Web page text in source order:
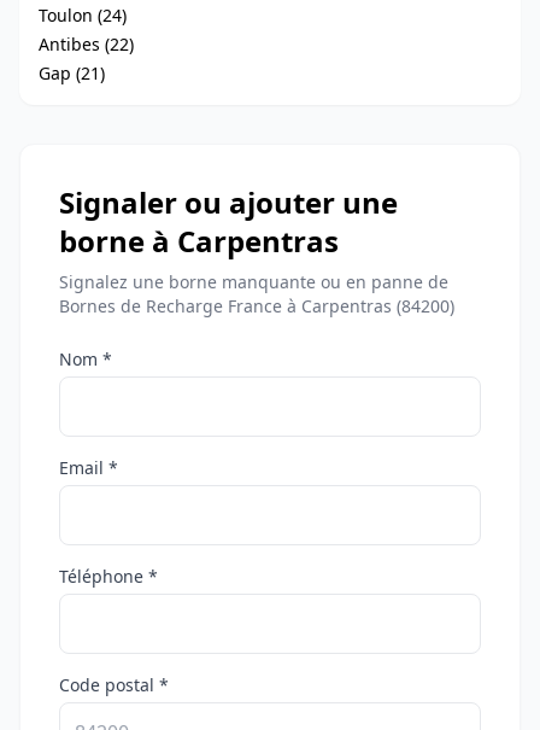
Toulon (24)
Antibes (22)
Gap (21)
Signaler ou ajouter une
borne à Carpentras
Signalez une borne manquante ou en panne de
Bornes de Recharge France à Carpentras (84200)
Nom *
Email *
Téléphone *
Code postal *